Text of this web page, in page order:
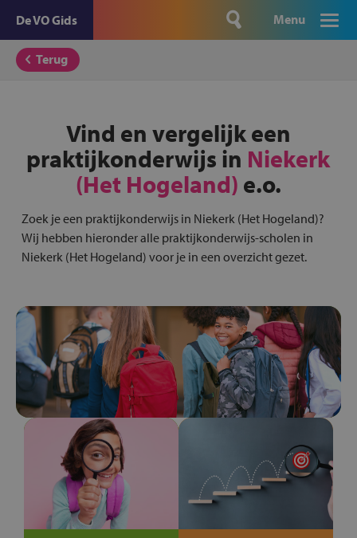
De VO Gids Menu
Terug
Vind en vergelijk een
praktijkonderwijs in Niekerk
(Het Hogeland) e.o.
Zoek je een praktijkonderwijs in Niekerk (Het Hogeland)?
Wij hebben hieronder alle praktijkonderwijs-scholen in
Niekerk (Het Hogeland) voor je in een overzicht gezet.